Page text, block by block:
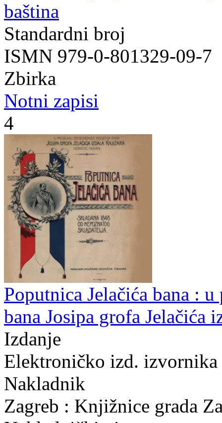
baština
Standardni broj
ISMN 979-0-801329-09-7
Zbirka
Notni zapisi
4
Poputnica Jelačića bana :
bana Josipa grofa Jelačića
Izdanje
Elektroničko izd.
Nakladnik
Zagreb : Knjižnice grada